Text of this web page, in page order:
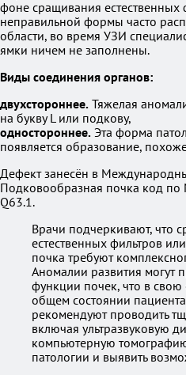
фоне сращивания естественных
неправильной формы часто
области, во время УЗИ
ямки ничем не заполнены.
Виды соединения органов:
двухстороннее. Тяжелая
на букву L или подкову,
одностороннее. Эта форма
появляется образование,
Дефект занесён в
Подковообразная почка код
Q63.1.
Врачи подчеркивают, что
естественных фильтров
почка требуют
Аномалии развития могут
функции почек, что в свою
общем состоянии
рекомендуют проводить
включая ультразвуковую
компьютерную
патологии и выявить